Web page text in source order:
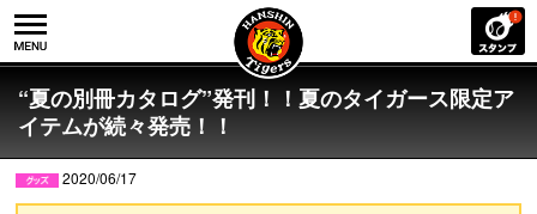
“夏の別冊カタログ”発刊！！夏のタイガース限定ア
イテムが続々発売！！
2020/06/17